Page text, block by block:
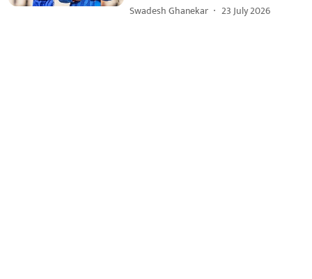
Swadesh Ghanekar 23 July 2026